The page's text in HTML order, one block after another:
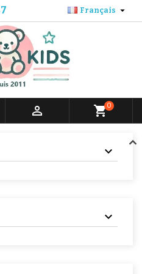
Français 
 shopping_cart0